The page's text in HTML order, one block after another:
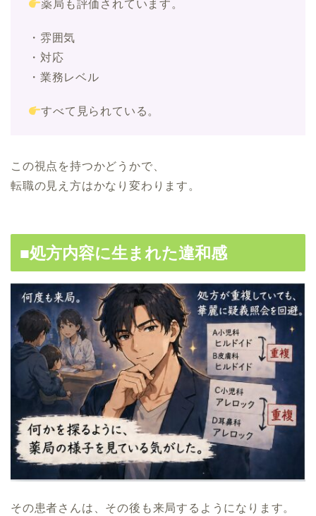
薬局も評価されています。
・雰囲気
・対応
・業務レベル
すべて見られている。
この視点を持つかどうかで、
転職の見え方はかなり変わります。
■処方内容に生まれた違和感
その患者さんは、その後も来局するようになります。